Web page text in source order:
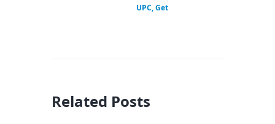
UPC, Get
Related Posts